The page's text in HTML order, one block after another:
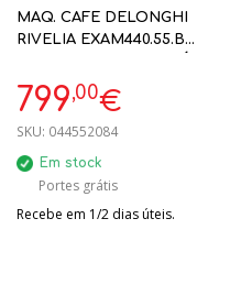
MAQ. CAFE DELONGHI
RIVELIA EXAM440.55.B
799,00€
SKU: 044552084
Em stock
Portes grátis
Recebe em 1/2 dias úteis.